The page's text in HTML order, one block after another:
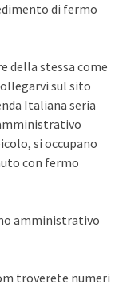
di fermo
della stessa come
sul sito
Italiana seria
si occupano
con fermo
amministrativo
troverete numeri